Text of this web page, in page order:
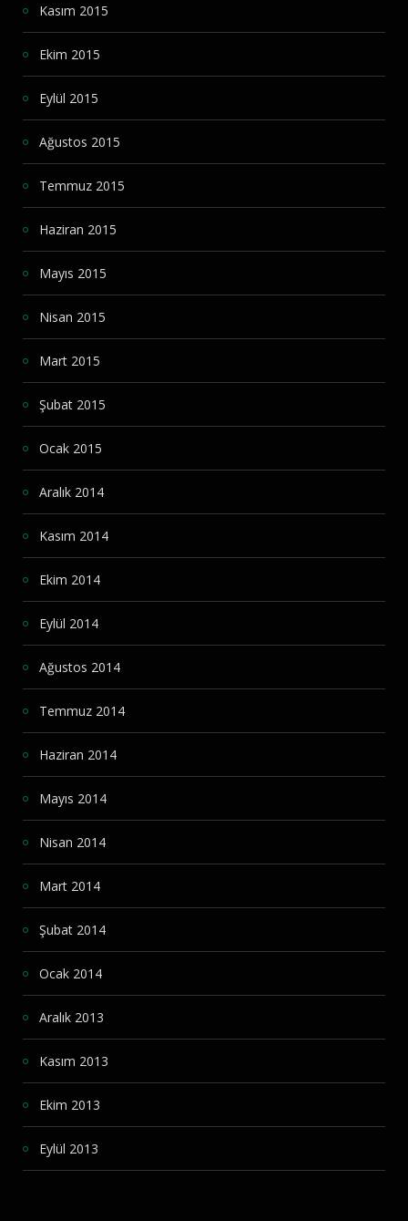
Kasım 2015
Ekim 2015
Eylül 2015
Ağustos 2015
Temmuz 2015
Haziran 2015
Mayıs 2015
Nisan 2015
Mart 2015
Şubat 2015
Ocak 2015
Aralık 2014
Kasım 2014
Ekim 2014
Eylül 2014
Ağustos 2014
Temmuz 2014
Haziran 2014
Mayıs 2014
Nisan 2014
Mart 2014
Şubat 2014
Ocak 2014
Aralık 2013
Kasım 2013
Ekim 2013
Eylül 2013